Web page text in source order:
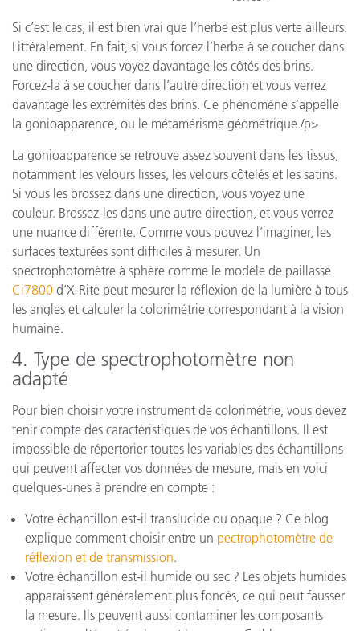
Si c’est le cas, il est bien vrai que l’herbe est plus verte ailleurs.
Littéralement. En fait, si vous forcez l’herbe à se coucher dans
une direction, vous voyez davantage les côtés des brins.
Forcez-la à se coucher dans l’autre direction et vous verrez
davantage les extrémités des brins. Ce phénomène s’appelle
la gonioapparence, ou le métamérisme géométrique./p>
La gonioapparence se retrouve assez souvent dans les tissus,
notamment les velours lisses, les velours côtelés et les satins.
Si vous les brossez dans une direction, vous voyez une
couleur. Brossez-les dans une autre direction, et vous verrez
une nuance différente. Comme vous pouvez l’imaginer, les
surfaces texturées sont difficiles à mesurer. Un
spectrophotomètre à sphère comme le modèle de paillasse
Ci7800 d’X-Rite peut mesurer la réflexion de la lumière à tous
les angles et calculer la colorimétrie correspondant à la vision
humaine.
4. Type de spectrophotomètre non
adapté
Pour bien choisir votre instrument de colorimétrie, vous devez
tenir compte des caractéristiques de vos échantillons. Il est
impossible de répertorier toutes les variables des échantillons
qui peuvent affecter vos données de mesure, mais en voici
quelques-unes à prendre en compte :
Votre échantillon est-il translucide ou opaque ? Ce blog
explique comment choisir entre un pectrophotomètre de
réflexion et de transmission.
Votre échantillon est-il humide ou sec ? Les objets humides
apparaissent généralement plus foncés, ce qui peut fausser
la mesure. Ils peuvent aussi contaminer les composants